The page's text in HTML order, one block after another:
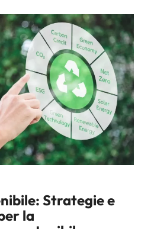
Strategie e
la